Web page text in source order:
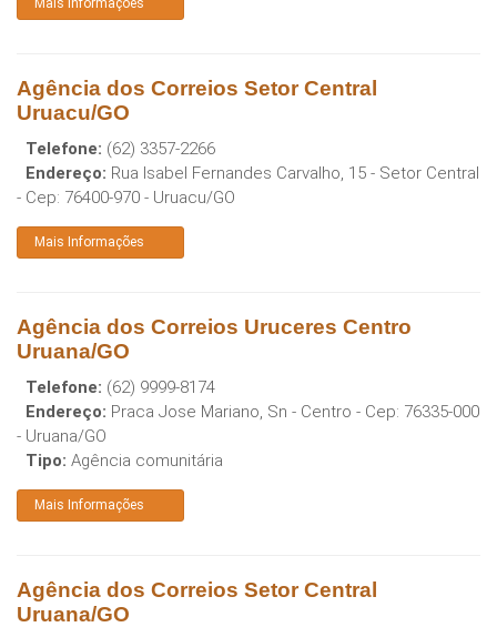
Mais Informações
Agência dos Correios Setor Central
Uruacu/GO
Telefone: (62) 3357-2266
Endereço: Rua Isabel Fernandes Carvalho, 15 - Setor Central
- Cep: 76400-970 - Uruacu/GO
Mais Informações
Agência dos Correios Uruceres Centro
Uruana/GO
Telefone: (62) 9999-8174
Endereço: Praca Jose Mariano, Sn - Centro - Cep: 76335-000
- Uruana/GO
Tipo: Agência comunitária
Mais Informações
Agência dos Correios Setor Central
Uruana/GO